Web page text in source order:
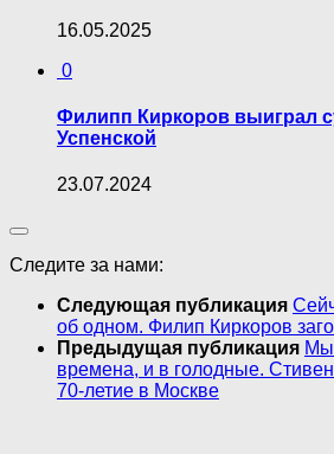
16.05.2025
0
Филипп Киркоров выиграл
Успенской
23.07.2024
Следите за нами:
Следующая публикация
об одном. Филип Киркоров
Предыдущая публикация Мы
времена, и в голодные.
70-летие в Москве